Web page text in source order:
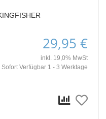
29,95 €
inkl. 19,0% MwSt
Sofort Verfügbar 1 - 3 Werktage